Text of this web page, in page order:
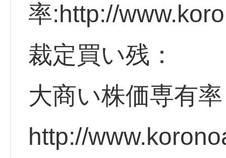
率:http://
裁定買い残：
大商い株価専有
http://